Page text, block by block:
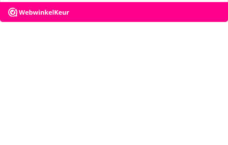
Veilig browsen